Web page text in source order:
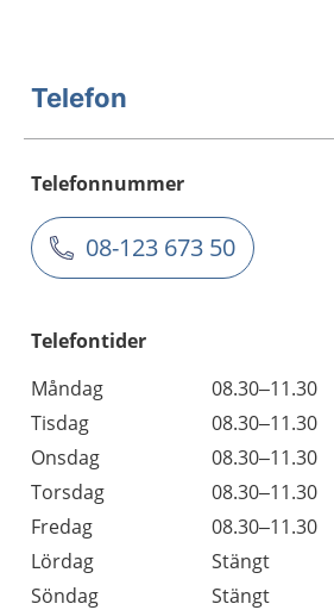
Telefon
Telefonnummer
08-123 673 50
Telefontider
Måndag
08.30–11.30
Tisdag
08.30–11.30
Onsdag
08.30–11.30
Torsdag
08.30–11.30
Fredag
08.30–11.30
Lördag
Stängt
Söndag
Stängt